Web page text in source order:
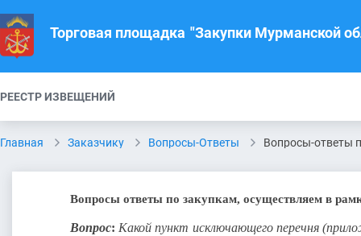
Торговая площадка "Закупки Мурманской
РЕЕСТР ИЗВЕЩЕНИЙ
Главная Заказчику Вопросы-Ответы Вопросы-ответы
Вопросы ответы по закупкам, осуществляем в
Вопрос: Какой пункт исключающего перечня